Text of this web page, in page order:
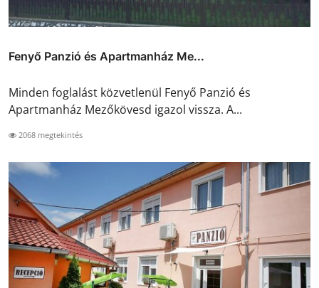
Fenyő Panzió és Apartmanház Me...
Minden foglalást közvetlenül Fenyő Panzió és
Apartmanház Mezőkövesd igazol vissza. A...
2068 megtekintés